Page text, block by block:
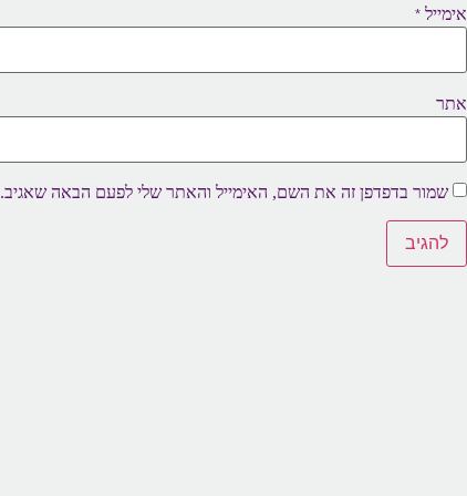
אימייל *
אתר
שמור בדפדפן זה את השם, האימייל והאתר שלי לפעם הבאה שאגיב.